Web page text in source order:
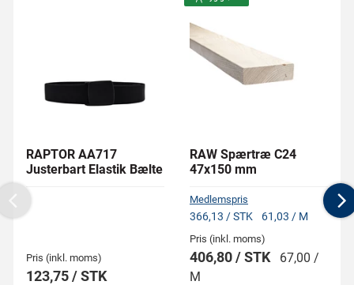
RAPTOR AA717
Justerbart Elastik Bælte
Pris (inkl. moms)
123,75 / STK
RAW Spærtræ C24
47x150 mm
Medlemspris
366,13 / STK 61,03 / M
Pris (inkl. moms)
406,80 / STK
67,00 /
M
Previous